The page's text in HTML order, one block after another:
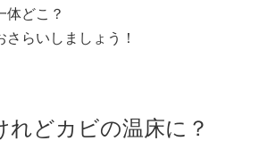
体どこ？
らいしましょう！
れどカビの温床に？